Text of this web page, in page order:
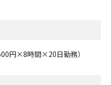
円×8時間×20日勤務）